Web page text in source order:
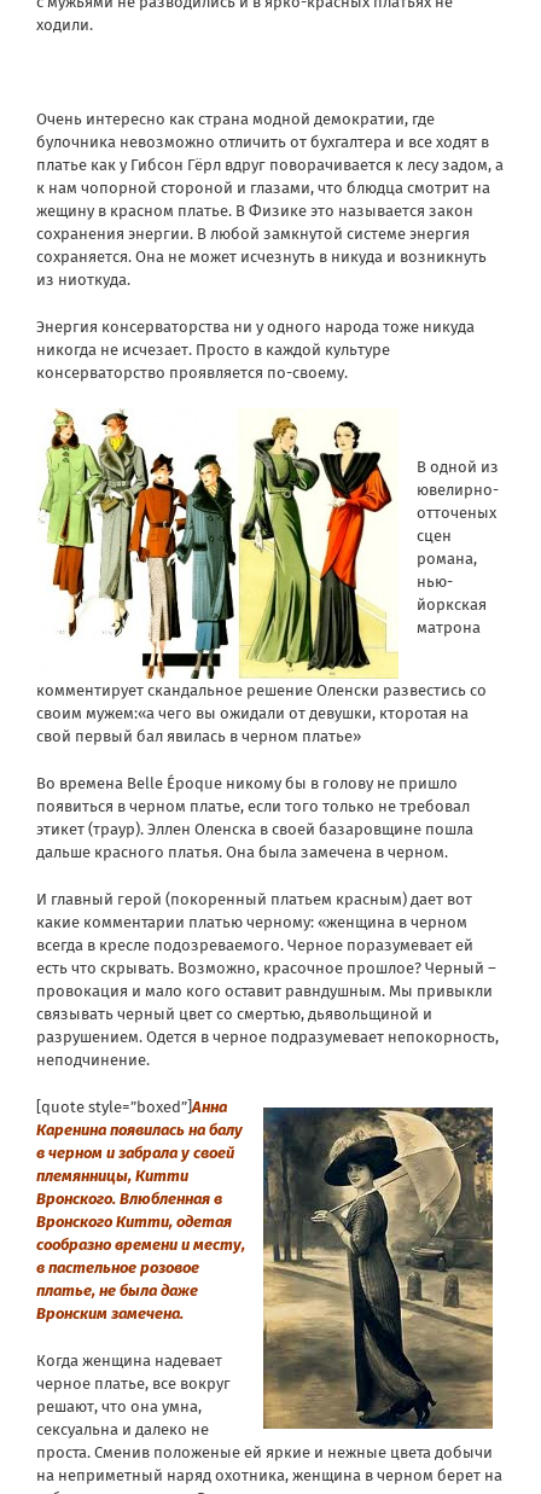
ходили.
Очень интересно как страна модной демократии, где
булочника невозможно отличить от бухгалтера и все ходят в
платье как у Гибсон Гёрл вдруг поворачивается к лесу задом, а
к нам чопорной стороной и глазами, что блюдца смотрит на
жещину в красном платье. В Физике это называется закон
сохранения энергии. В любой замкнутой системе энергия
сохраняется. Она не может исчезнуть в никуда и возникнуть
из ниоткуда.
Энергия консерваторства ни у одного народа тоже никуда
никогда не исчезает. Просто в каждой культуре
консерваторство проявляется по-своему.
В одной из
ювелирно-
отточеных
сцен
романа,
нью-
йоркская
матрона
комментирует скандальное решение Оленски развестись со
своим мужем:«а чего вы ожидали от девушки, кторотая на
свой первый бал явилась в черном платье»
Во времена Belle Époque никому бы в голову не пришло
появиться в черном платье, если того только не требовал
этикет (траур). Эллен Оленска в своей базаровщине пошла
дальше красного платья. Она была замечена в черном.
И главный герой (покоренный платьем красным) дает вот
какие комментарии платью черному: «женщина в черном
всегда в кресле подозреваемого. Черное поразумевает ей
есть что скрывать. Возможно, красочное прошлое? Черный –
провокация и мало кого оставит равндушным. Мы привыкли
связывать черный цвет со смертью, дьявольщиной и
разрушением. Одется в черное подразумевает непокорность,
неподчинение.
[quote style=”boxed”]Анна
Каренина появилась на балу
в черном и забрала у своей
племянницы, Китти
Вронского. Влюбленная в
Вронского Китти, одетая
сообразно времени и месту,
в пастельное розовое
платье, не была даже
Вронским замечена.
Когда женщина надевает
черное платье, все вокруг
решают, что она умна,
сексуальна и далеко не
проста. Сменив положеные ей яркие и нежные цвета добычи
на неприметный наряд охотника, женщина в черном берет на